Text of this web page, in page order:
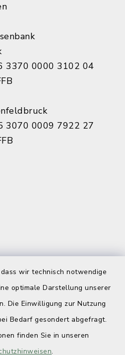
wir technisch notwendige
optimale Darstellung unserer
Die Einwilligung zur Nutzung
Bedarf gesondert abgefragt.
finden Sie in unseren
.
3370 0000 3102 04
3070 0009 7922 27